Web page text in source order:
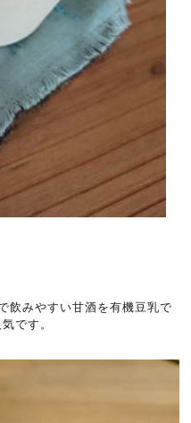
飲みやすい甘酒を有機豆乳で
です。